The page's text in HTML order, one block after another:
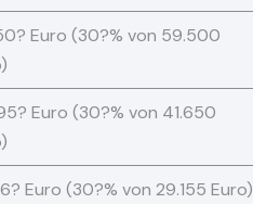
Euro (30?% von 59.500
Euro (30?% von 41.650
Euro (30?% von 29.155 Euro)